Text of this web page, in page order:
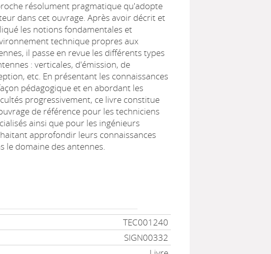
résolument pragmatique qu'adopte
dans cet ouvrage. Après avoir décrit et
les notions fondamentales et
technique propres aux
il passe en revue les différents types
: verticales, d'émission, de
etc. En présentant les connaissances
pédagogique et en abordant les
progressivement, ce livre constitue
de référence pour les techniciens
ainsi que pour les ingénieurs
approfondir leurs connaissances
le domaine des antennes.
TEC001240
SIGN00332